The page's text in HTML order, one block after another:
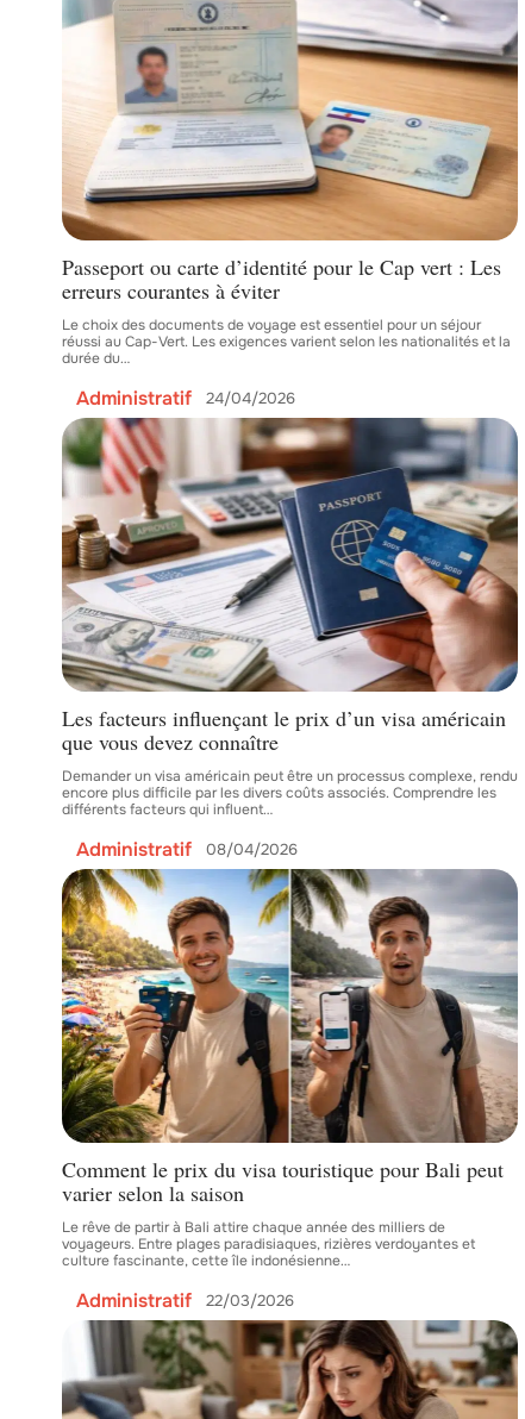
Passeport ou carte d’identité pour le Cap vert : Les
erreurs courantes à éviter
Le choix des documents de voyage est essentiel pour un séjour
réussi au Cap-Vert. Les exigences varient selon les nationalités et la
durée du…
Administratif 24/04/2026
Les facteurs influençant le prix d’un visa américain
que vous devez connaître
Demander un visa américain peut être un processus complexe, rendu
encore plus difficile par les divers coûts associés. Comprendre les
différents facteurs qui influent…
Administratif 08/04/2026
Comment le prix du visa touristique pour Bali peut
varier selon la saison
Le rêve de partir à Bali attire chaque année des milliers de
voyageurs. Entre plages paradisiaques, rizières verdoyantes et
culture fascinante, cette île indonésienne…
Administratif 22/03/2026